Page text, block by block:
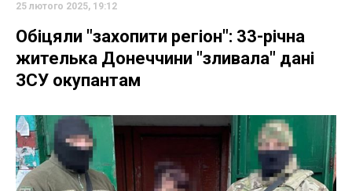
25 лютого 2025, 19:12
Обіцяли "захопити регіон": 33-річна
жителька Донеччини "зливала" дані
ЗСУ окупантам